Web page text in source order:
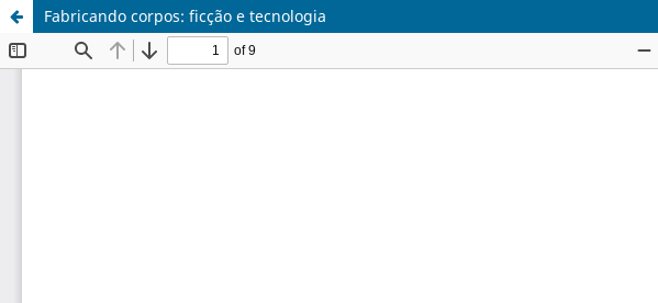
Fabricando corpos: ficção e tecnologia